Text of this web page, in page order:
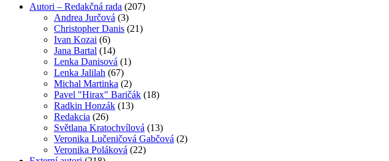
Autori – Redakčná rada (207)
Andrea Jurčová (3)
Christopher Danis (21)
Ivan Kozai (6)
Jana Bartal (14)
Lenka Danisová (1)
Lenka Jalilah (67)
Michal Martinka (2)
Pavel "Hirax" Baričák (18)
Radkin Honzák (13)
Redakcia (26)
Světlana Kratochvílová (13)
Veronika Lučeničová Gabčová (2)
Veronika Poláková (22)